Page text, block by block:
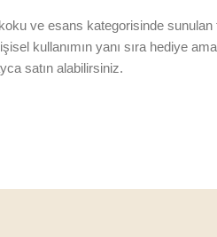
ve esans kategorisinde
kullanımın yanı sıra hediye
satın alabilirsiniz.